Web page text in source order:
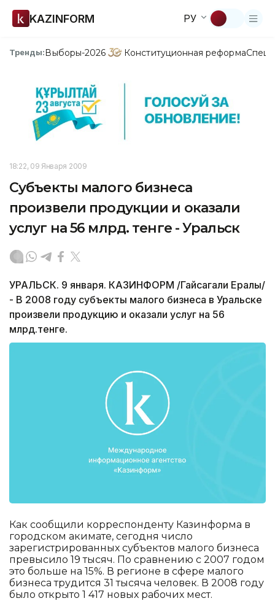
KAZINFORM РУ
Тренды:Выборы-2026 Конституционная реформа
18:22, 09 Января 2009
Субъекты малого бизнеса
произвели продукции и оказали
услуг на 56 млрд. тенге - Уральск
УРАЛЬСК. 9 января. КАЗИНФОРМ /Гайсагали Ералы/
- В 2008 году субъекты малого бизнеса в Уральске
произвели продукцию и оказали услуг на 56
млрд.тенге.
Как сообщили корреспонденту Казинформа в
городском акимате, сегодня число
зарегистрированных субъектов малого бизнеса
превысило 19 тысяч. По сравнению с 2007 годом
это больше на 15%. В регионе в сфере малого
бизнеса трудится 31 тысяча человек. В 2008 году
было открыто 1 417 новых рабочих мест.